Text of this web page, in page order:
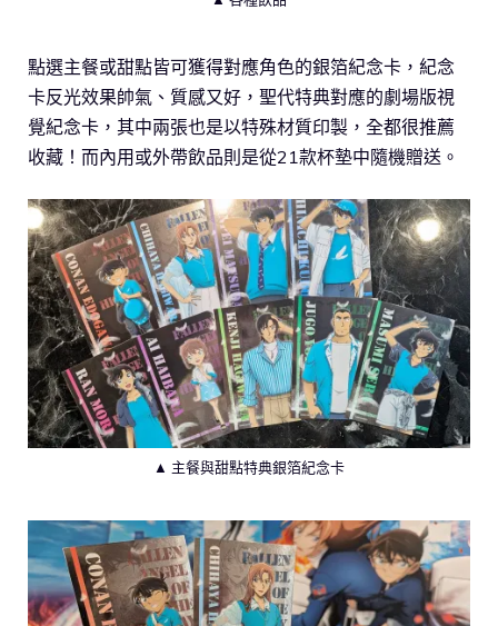
點選主餐或甜點皆可獲得對應角色的銀箔紀念卡，紀念
卡反光效果帥氣、質感又好，聖代特典對應的劇場版視
覺紀念卡，其中兩張也是以特殊材質印製，全都很推薦
收藏！而內用或外帶飲品則是從21款杯墊中隨機贈送。
▲ 主餐與甜點特典銀箔紀念卡